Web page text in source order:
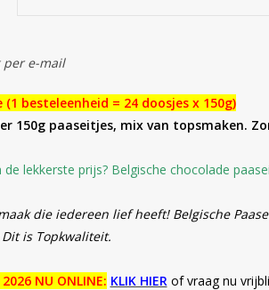
per e-mail
(1 besteleenheid = 24 doosjes x 150g)
150g paaseitjes, mix van topsmaken.
lekkerste prijs? Belgische chocolade
die iedereen lief heeft! Belgische
is Topkwaliteit.
NU ONLINE: KLIK HIER of vraag nu